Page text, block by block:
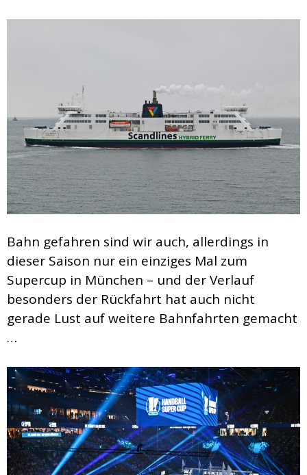
Bahn gefahren sind wir auch, allerdings in
dieser Saison nur ein einziges Mal zum
Supercup in München – und der Verlauf
besonders der Rückfahrt hat auch nicht
gerade Lust auf weitere Bahnfahrten gemacht
…